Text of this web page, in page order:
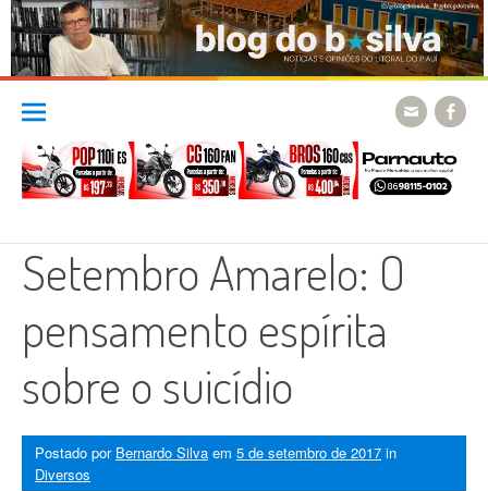
Skip
content
Setembro Amarelo: O
pensamento espírita
sobre o suicídio
Postado por Bernardo Silva em 5 de setembro de 2017 in
Diversos